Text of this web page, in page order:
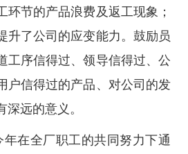
环节的产品浪费及返工现象；
升了公司的应变能力。鼓励员
工序信得过、领导信得过、公
户信得过的产品、对公司的发
深远的意义。
年在全厂职工的共同努力下通